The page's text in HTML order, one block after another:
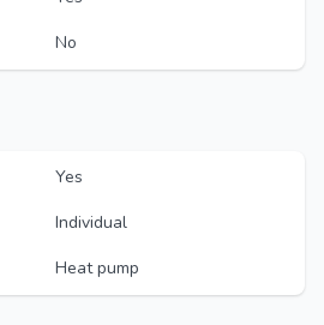
No
Yes
Individual
Heat pump